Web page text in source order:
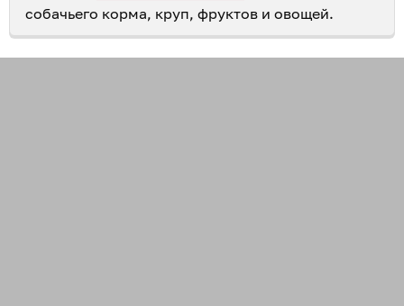
собачьего корма, круп, фруктов и овощей.